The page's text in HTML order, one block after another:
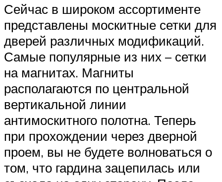
Сейчас в широком ассортименте
представлены москитные сетки для
дверей различных модификаций.
Самые популярные из них – сетки
на магнитах. Магниты
располагаются по центральной
вертикальной линии
антимоскитного полотна. Теперь
при прохождении через дверной
проем, вы не будете волноваться о
том, что гардина зацепилась или